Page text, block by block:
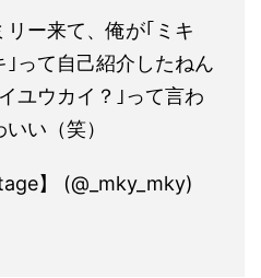
ー来て、俺が｢ミキ
って自己紹介したねん
ユウカイ？｣って言わ
い（笑）
】 (@_mky_mky)